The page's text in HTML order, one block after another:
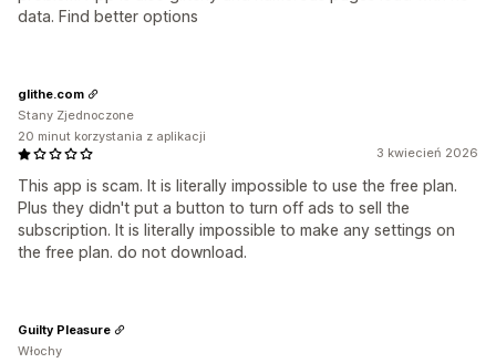
data. Find better options
3 kwiecień 2026
This app is scam. It is literally impossible to use the free plan.
Plus they didn't put a button to turn off ads to sell the
subscription. It is literally impossible to make any settings on
the free plan. do not download.
glithe.com
Stany Zjednoczone
20 minut korzystania z aplikacji
Guilty Pleasure
Włochy